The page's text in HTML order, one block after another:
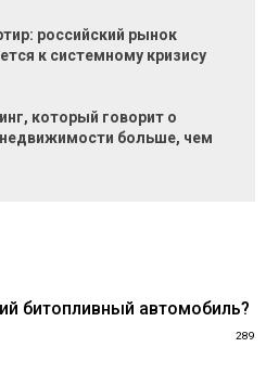
российский рынок
к системному кризису
который говорит о
больше, чем
битопливный автомобиль?
289